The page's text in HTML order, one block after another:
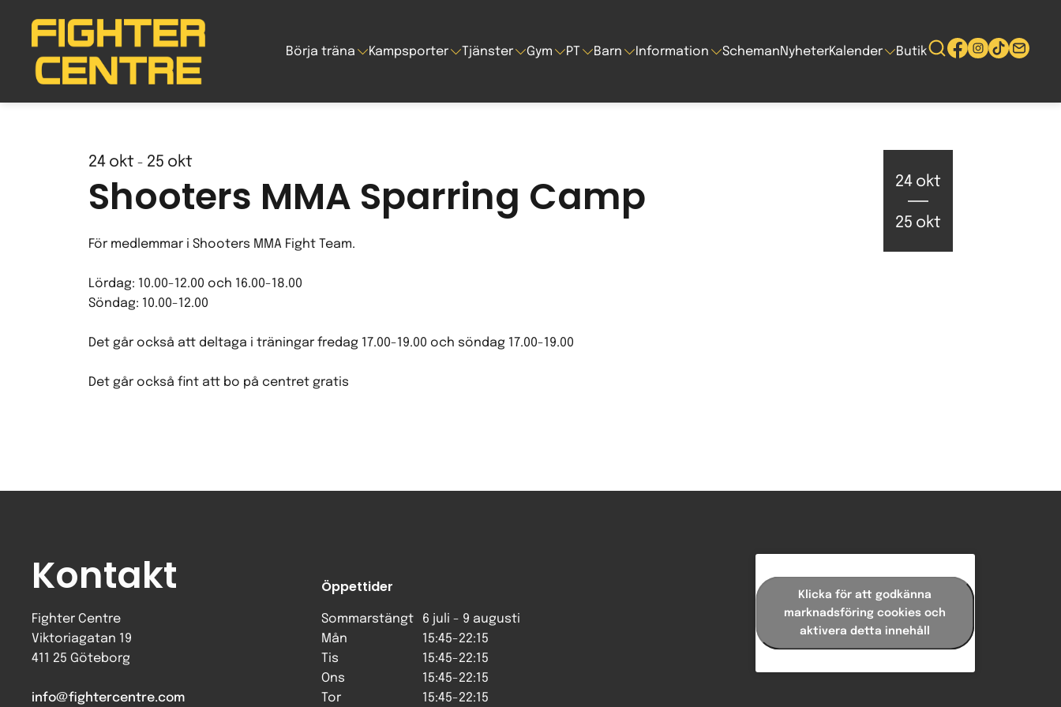
till
Börja träna Kampsporter Tjänster Gym PT Barn Information SchemanNyheterKalender Butik
24 okt
25 okt
24 okt - 25 okt
Shooters MMA Sparring Camp
För medlemmar i Shooters MMA Fight Team.
Lördag: 10.00-12.00 och 16.00-18.00
Söndag: 10.00-12.00
Det går också att deltaga i träningar fredag 17.00-19.00 och söndag 17.00-19.00
Det går också fint att bo på centret gratis
Kontakt
Fighter Centre
Viktoriagatan 19
411 25 Göteborg
info@fightercentre.com
Öppettider
Sommarstängt
6 juli - 9 augusti
Mån
15:45-22:15
Tis
15:45-22:15
Ons
15:45-22:15
Tor
15:45-22:15
Klicka för att godkänna
marknadsföring cookies och
aktivera detta innehåll